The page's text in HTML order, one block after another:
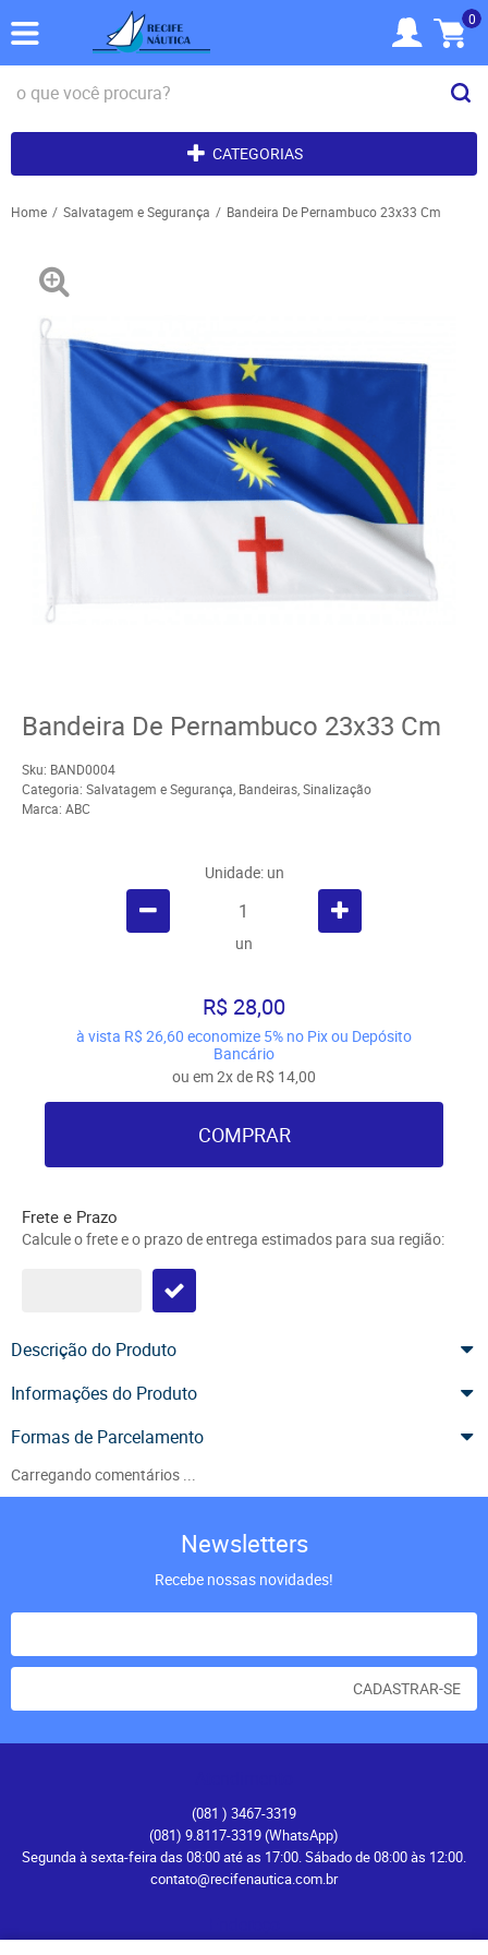
0
CATEGORIAS
Home Salvatagem e Segurança Bandeira De Pernambuco 23x33 Cm
Bandeira De Pernambuco 23x33 Cm
Sku: BAND0004
Categoria: Salvatagem e Segurança, Bandeiras,Sinalização
Marca: ABC
Unidade: un
un
R$ 28,00
à vista R$ 26,60 economize 5% no Pix ou Depósito
Bancário
ou em2xde R$ 14,00
COMPRAR
Frete e Prazo
Calcule o frete e o prazo de entrega estimados para sua região:
Descrição do Produto
Informações do Produto
Formas de Parcelamento
Carregando comentários ...
Newsletters
Recebe nossas novidades!
CADASTRAR-SE
(081 ) 3467-3319
(081) 9.8117-3319(WhatsApp)
Segunda à sexta-feira das 08:00 até as 17:00. Sábado de 08:00 às 12:00.
contato@recifenautica.com.br